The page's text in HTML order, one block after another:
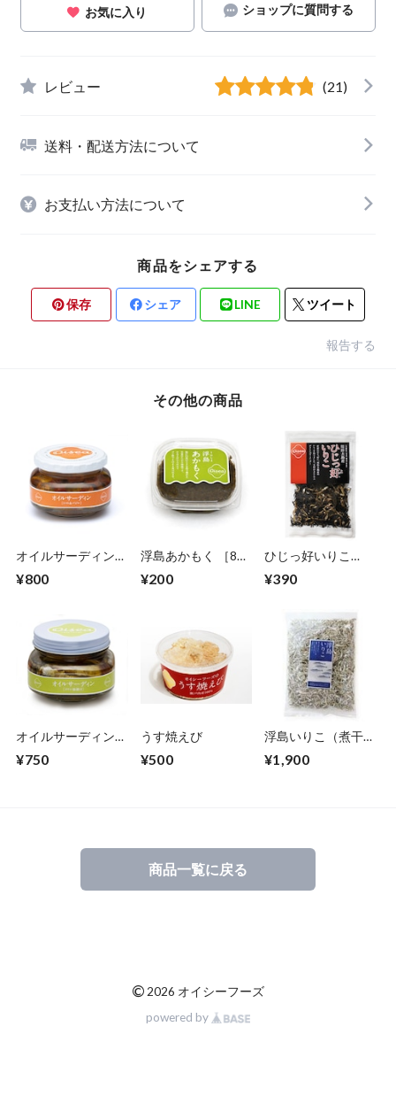
お気に入り ショップに質問する
レビュー (21)
送料・配送方法について
お支払い方法について
商品をシェアする
保存 シェア LINE ツイート
報告する
その他の商品
オイルサーディン
［170g入り］
¥800
浮島あかもく ［80g
¥200
ひじっ好いりこ
¥390
オイルサーディン
¥750
うす焼えび
¥500
浮島いりこ（煮干
2.5cm〜4.5cm：
¥1,900
商品一覧に戻る
©2026 オイシーフーズ
powered by